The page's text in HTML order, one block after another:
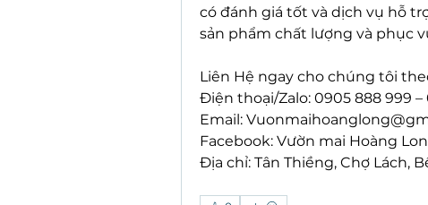
có đánh giá tốt và dịch vụ hỗ
sản phẩm chất lượng và phục
Liên Hệ ngay cho chúng tôi
Điện thoại/Zalo: 0905 888 999 –
Email:
Facebook: Vườn mai Hoàng
Địa chỉ: Tân Thiềng, Chợ Lách,